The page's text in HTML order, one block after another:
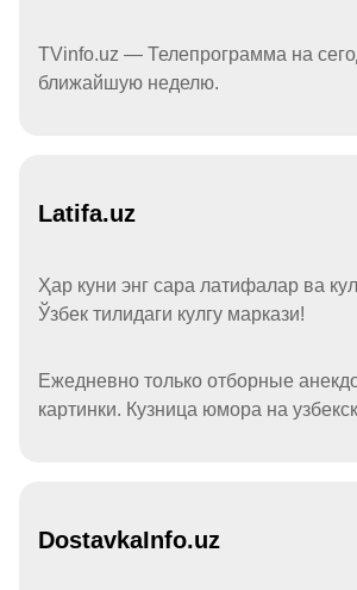
TVinfo.uz — Телепрограмма на
ближайшую неделю.
Latifa.uz
Ҳар куни энг сара латифалар ва
Ўзбек тилидаги кулгу маркази!
Ежедневно только отборные
картинки. Кузница юмора на
DostavkaInfo.uz